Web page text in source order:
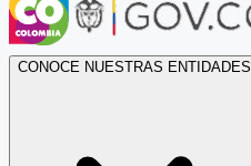
CONOCE NUESTRAS ENTIDADES